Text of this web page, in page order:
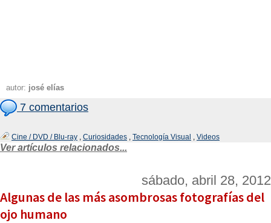
autor: josé elías
7 comentarios
Cine / DVD / Blu-ray , Curiosidades , Tecnología Visual , Videos
Ver artículos relacionados...
sábado, abril 28, 2012
Algunas de las más asombrosas fotografías del
ojo humano